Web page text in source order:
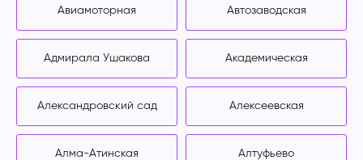
Авиамоторная Автозаводская
Адмирала Ушакова Академическая
Александровский сад Алексеевская
Алма-Атинская Алтуфьево